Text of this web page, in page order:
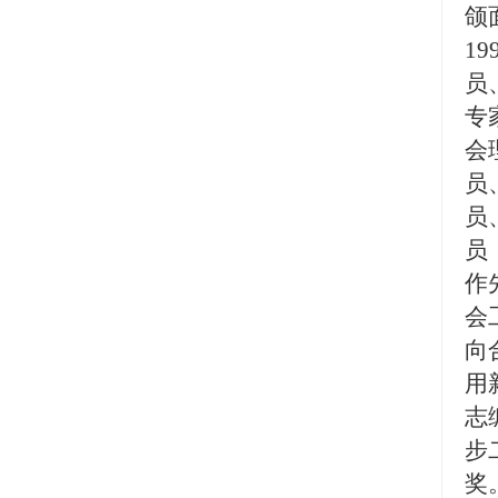
颌
员
专
会
员
员
员
作
会
向
用
志
步
奖